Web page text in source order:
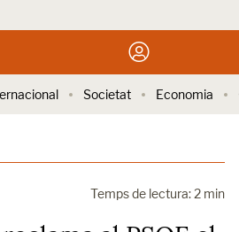
Societat Economia
Temps de lectura: 2 min